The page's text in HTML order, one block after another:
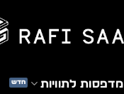
מדפסות לתוויות